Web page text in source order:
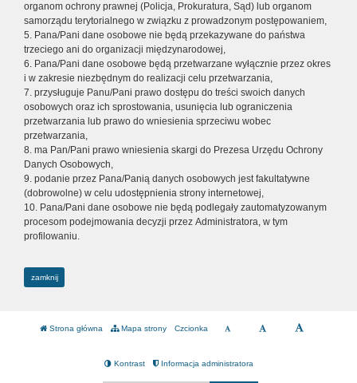
organom ochrony prawnej (Policja, Prokuratura, Sąd) lub organom
samorządu terytorialnego w związku z prowadzonym postępowaniem,
5. Pana/Pani dane osobowe nie będą przekazywane do państwa
trzeciego ani do organizacji międzynarodowej,
6. Pana/Pani dane osobowe będą przetwarzane wyłącznie przez okres
i w zakresie niezbędnym do realizacji celu przetwarzania,
7. przysługuje Panu/Pani prawo dostępu do treści swoich danych
osobowych oraz ich sprostowania, usunięcia lub ograniczenia
przetwarzania lub prawo do wniesienia sprzeciwu wobec
przetwarzania,
8. ma Pan/Pani prawo wniesienia skargi do Prezesa Urzędu Ochrony
Danych Osobowych,
9. podanie przez Pana/Panią danych osobowych jest fakultatywne
(dobrowolne) w celu udostępnienia strony internetowej,
10. Pana/Pani dane osobowe nie będą podlegały zautomatyzowanym
procesom podejmowania decyzji przez Administratora, w tym
profilowaniu.
zamknij
Strona główna Mapa strony Czcionka
Kontrast Informacja administratora